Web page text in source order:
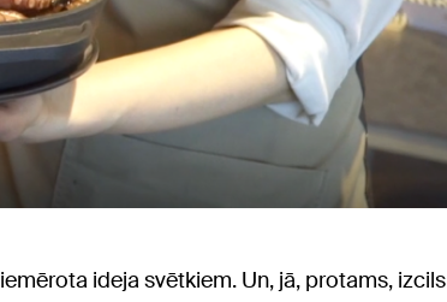
ideja svētkiem. Un, jā, protams, izcils